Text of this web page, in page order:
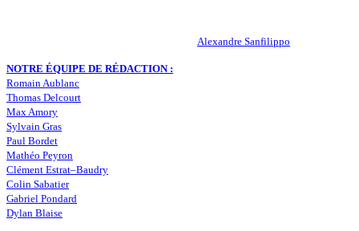
Alexandre Sanfilippo
NOTRE ÉQUIPE DE RÉDACTION :
Romain Aublanc
Thomas Delcourt
Max Amory
Sylvain Gras
Paul Bordet
Mathéo Peyron
Clément Estrat–Baudry
Colin Sabatier
Gabriel Pondard
Dylan Blaise